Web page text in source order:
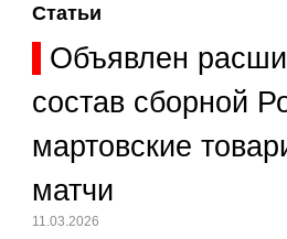
Статьи
Объявлен
состав сборной
мартовские
матчи
11.03.2026